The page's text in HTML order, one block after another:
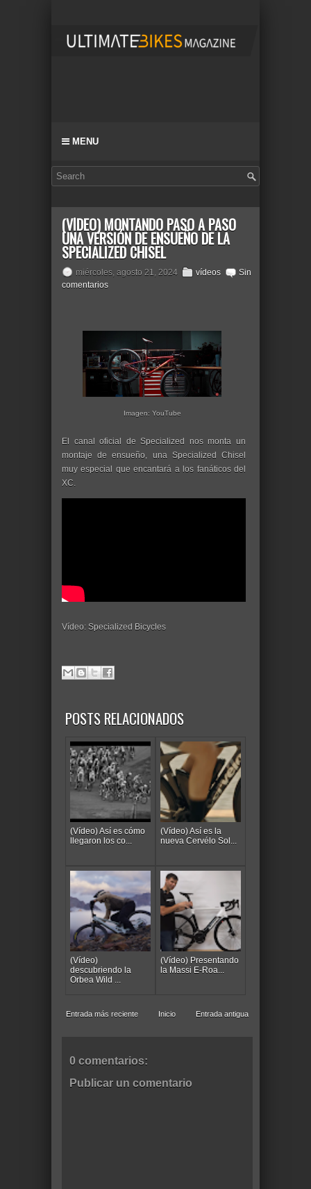
MENU
(VÍDEO) MONTANDO PASO A PASO
UNA VERSIÓN DE ENSUEÑO DE LA
SPECIALIZED CHISEL
miércoles, agosto 21, 2024 vídeos
Sin
comentarios
Imagen: YouTube
El canal oficial de Specialized nos monta un
montaje de ensueño, una Specialized Chisel
muy especial que encantará a los fanáticos del
XC.
Vídeo: Specialized Bicycles
POSTS RELACIONADOS
(Vídeo) Así es cómo
llegaron los co...
(Vídeo) Así es la
nueva Cervélo Sol...
(Vídeo)
descubriendo la
Orbea Wild ...
(Vídeo) Presentando
la Massi E-Roa...
Entrada más reciente Entrada antigua
Inicio
0 comentarios:
Publicar un comentario